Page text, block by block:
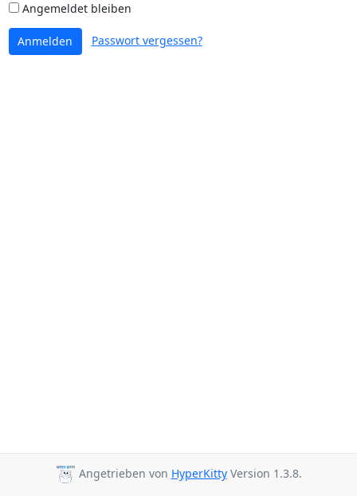
Angemeldet bleiben
Anmelden Passwort vergessen?
Angetrieben von HyperKittyVersion 1.3.8.